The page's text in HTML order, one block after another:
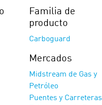
Familia de
producto
Carboguard
Mercados
Midstream de Gas y
Petróleo
Puentes y Carreteras